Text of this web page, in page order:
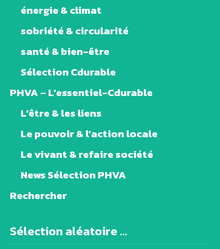
énergie & climat
sobriété & circularité
santé & bien-être
Sélection Cdurable
PHVA – L’essentiel-Cdurable
L’être & les liens
Le pouvoir & l’action locale
Le vivant & refaire société
News Sélection PHVA
Rechercher
Sélection aléatoire ...